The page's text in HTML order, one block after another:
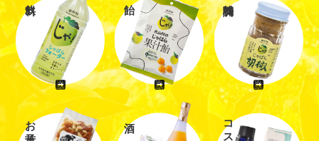
お菓子 コスメ